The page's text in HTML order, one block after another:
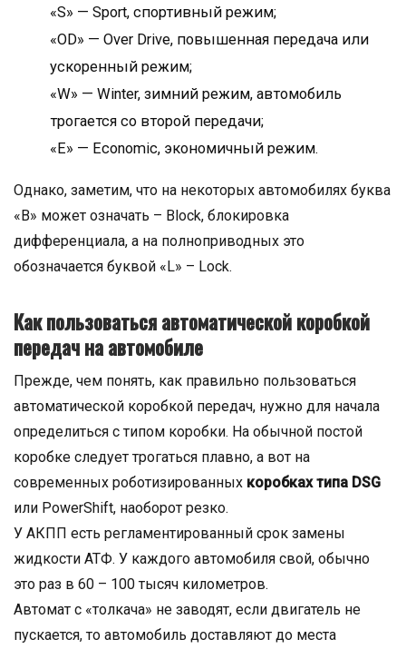
«S» — Sport, спортивный режим;
«OD» — Over Drive, повышенная передача или
ускоренный режим;
«W» — Winter, зимний режим, автомобиль
трогается со второй передачи;
«E» — Economic, экономичный режим.
Однако, заметим, что на некоторых автомобилях буква
«В» может означать – Block, блокировка
дифференциала, а на полноприводных это
обозначается буквой «L» – Lock.
Как пользоваться автоматической коробкой
передач на автомобиле
Прежде, чем понять, как правильно пользоваться
автоматической коробкой передач, нужно для начала
определиться с типом коробки. На обычной постой
коробке следует трогаться плавно, а вот на
современных роботизированных коробках типа DSG
или PowerShift, наоборот резко.
У АКПП есть регламентированный срок замены
жидкости АТФ. У каждого автомобиля свой, обычно
это раз в 60 – 100 тысяч километров.
Автомат с «толкача» не заводят, если двигатель не
пускается, то автомобиль доставляют до места